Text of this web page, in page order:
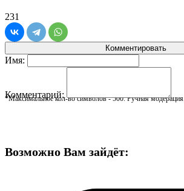
231
Комментировать
Имя:
Комментарий:
*Максимальное кол-во символов - 500. Ручная модерация.
Возможно Вам зайдёт: